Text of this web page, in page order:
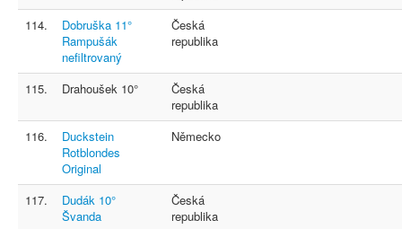
114.
Dobruška 11°
Rampušák
nefiltrovaný
Česká
republika
115. Drahoušek 10°
Česká
republika
116.
Duckstein
Rotblondes
Original
Německo
117.
Dudák 10°
Švanda
Česká
republika